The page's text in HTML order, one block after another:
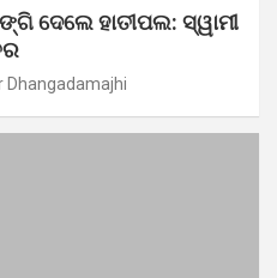
ଦେଲେ ହାତୀପଲ: ସ୍ୱାମୀ
Dhangadamajhi